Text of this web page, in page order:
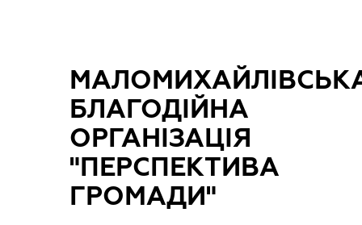
БЛАГОДІЙНА
ОРГАНІЗАЦІЯ
"ПЕРСПЕКТИВА
ГРОМАДИ"